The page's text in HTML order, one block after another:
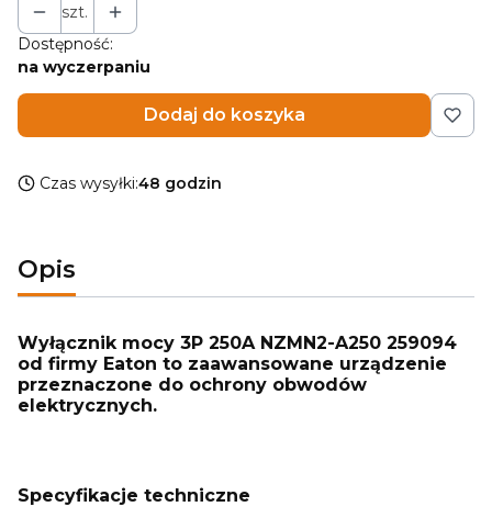
szt.
Dostępność:
na wyczerpaniu
Dodaj do koszyka
Czas wysyłki:48 godzin
Opis
Wyłącznik mocy 3P 250A NZMN2-A250 259094
od firmy Eaton to zaawansowane urządzenie
przeznaczone do ochrony obwodów
elektrycznych.
Specyfikacje techniczne